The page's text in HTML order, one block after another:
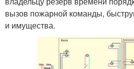
вызов пожарной команды,
и имущества.